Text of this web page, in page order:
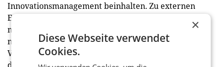
Innovationsmanagement beinhalten. Zu externen
Erfolgsfaktoren zählen u.a. der Kooperationsausbau
mit anderen Organisationen, Konzepte für
nachhaltige Produktentwicklung oder die
Verbesserung der Textilrecycling-Infrastruktur. Für
×
Diese Webseite verwendet
Cookies.